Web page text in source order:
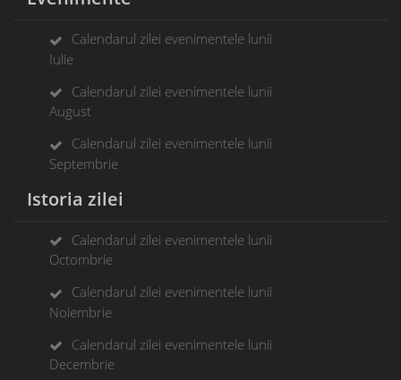
Calendarul zilei evenimentele lunii
Iulie
Calendarul zilei evenimentele lunii
August
Calendarul zilei evenimentele lunii
Septembrie
Istoria zilei
Calendarul zilei evenimentele lunii
Octombrie
Calendarul zilei evenimentele lunii
Noiembrie
Calendarul zilei evenimentele lunii
Decembrie